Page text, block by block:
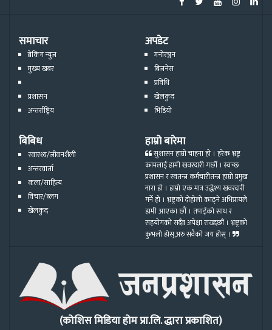
समाचार
ब्रेकिंग न्युज
मुख्य खबर
प्रशासन
अन्तर्राष्ट्रिय
अपडेट
मनोरञ्जन
बिजनेस
प्रविधि
खेलकुद
भिडियो
बिबिध
स्वास्थ्य/जीवनशैली
अन्तरवार्ता
कला/साहित्य
विचार/ब्लग
खेलकुद
हाम्रो बारेमा
सुशासन हाम्रो चाहना हो । हरेक भ्रष्ट्र
कामलाई हामी खवरदारी गर्छौ । स्वच्छ
प्रशासन र स्वतन्त्र कर्मचारीतन्त्र हाम्रो प्रमुख
नारा हो । हाम्रो एक मात्र उद्धेश्य खवरदारी
गर्ने हो । भ्रष्ट्रको दोहोलो काढ्ने अभिप्रायले
हामी आएका छौं । तपाईको साथ र
सहयोगको सदैव अपेक्षा राख्दछौं । भ्रष्ट्रको
कुभलो होस्,अरु सवैको जय होस् ।
(कोशिस मिडिया होम प्रा.लि. द्धारा प्रकाशित)